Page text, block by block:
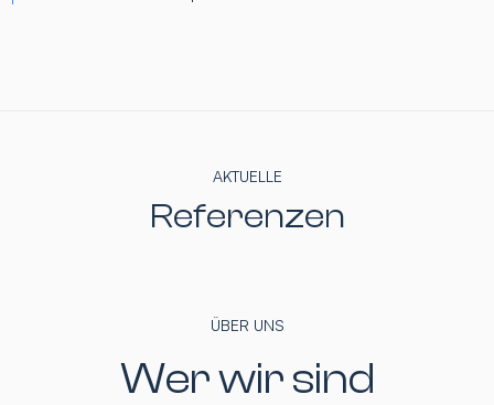
AKTUELLE
Referenzen
ÜBER UNS
Wer wir sind